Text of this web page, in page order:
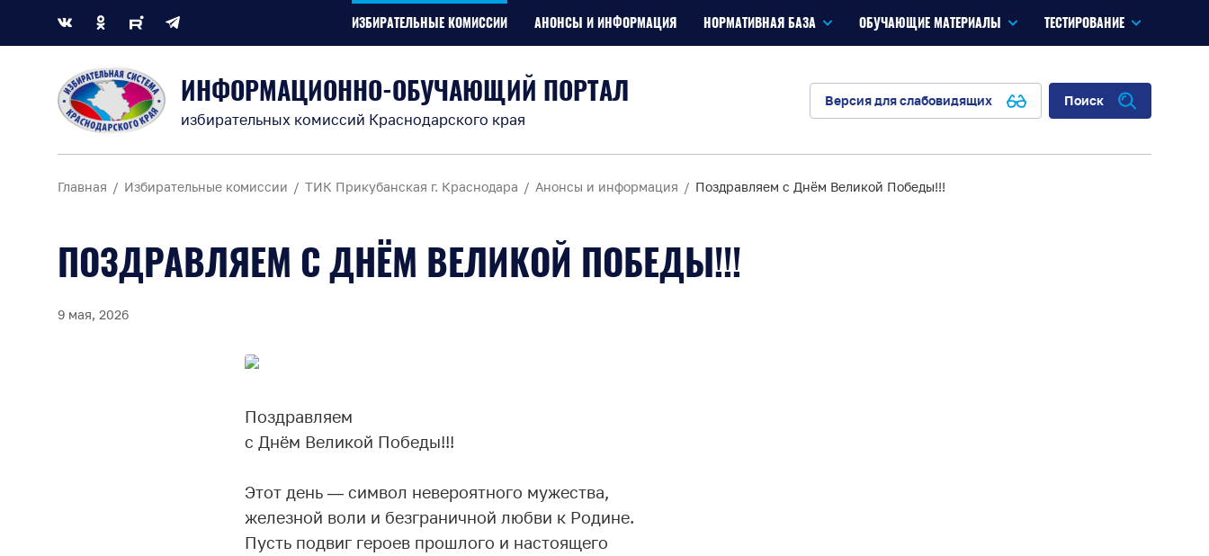
ИЗБИРАТЕЛЬНЫЕ КОМИССИИ АНОНСЫ И ИНФОРМАЦИЯ НОРМАТИВНАЯ БАЗА ОБУЧАЮЩИЕ МАТЕРИАЛЫ ТЕСТИРОВАНИЕ
ИНФОРМАЦИОННО-ОБУЧАЮЩИЙ ПОРТАЛ
избирательных комиссий Краснодарского края
Версия для слабовидящих Поиск
Главная Избирательные комиссии ТИК Прикубанская г. Краснодара Анонсы и информация Поздравляем с Днём Великой Победы!!!
ПОЗДРАВЛЯЕМ С ДНЁМ ВЕЛИКОЙ ПОБЕДЫ!!!
9 мая, 2026
Поздравляем
с Днём Великой Победы!!!
Этот день — символ невероятного мужества,
железной воли и безграничной любви к Родине.
Пусть подвиг героев прошлого и настоящего